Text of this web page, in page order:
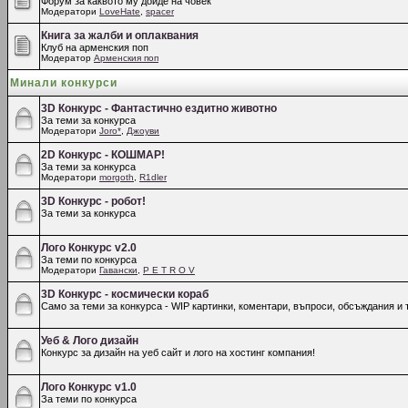
Модератори LoveHate spacer
Книга за жалби и оплаквания
Клуб на арменския поп
Модератор Арменския поп
Минали конкурси
3D Конкурс - Фантастично ездитно животно
За теми за конкурса
Модератори Joro* Джоуви
2D Конкурс - КОШМАР!
За теми за конкурса
Модератори morgoth R1dler
3D Конкурс - робот!
За теми за конкурса
Лого Конкурс v2.0
За теми по конкурса
Модератори Гавански P E T R O V
3D Конкурс - космически кораб
Само за теми за конкурса - WIP картинки, коментари, въпроси, обсъждания и
Уеб & Лого дизайн
Конкурс за дизайн на уеб сайт и лого на хостинг компания!
Лого Конкурс v1.0
За теми по конкурса